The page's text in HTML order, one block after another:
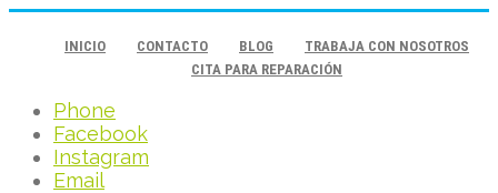
INICIO CONTACTO BLOG
TRABAJA CON NOSOTROS
CITA PARA REPARACIÓN
Phone
Facebook
Instagram
Email